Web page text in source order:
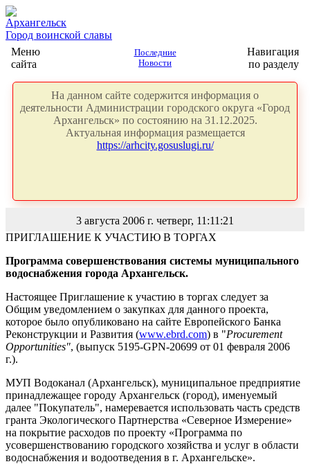
Архангельск
Город воинской славы
Меню
сайта
Последние
Новости
Навигация
по разделу
На данном сайте содержится информация о
деятельности Администрации городского округа «Город
Архангельск» по состоянию на 31.12.2025.
Актуальная информация размещается
https://arhcity.gosuslugi.ru/
3 августа 2006 г. четверг, 11:11:21
ПРИГЛАШЕНИЕ К УЧАСТИЮ В ТОРГАХ
Программа совершенствования системы муниципального
водоснабжения города Архангельск.
Настоящее Приглашение к участию в торгах следует за
Общим уведомлением о закупках для данного проекта,
которое было опубликовано на сайте Европейского Банка
Реконструкции и Развития (www.ebrd.com) в "Procurement
Opportunities", (выпуск 5195-GPN-20699 от 01 февраля 2006
г.).
МУП Водоканал (Архангельск), муниципальное предприятие
принадлежащее городу Архангельск (город), именуемый
далее "Покупатель", намеревается использовать часть средств
гранта Экологического Партнерства «Северное Измерение»
на покрытие расходов по проекту «Программа по
усовершенствованию городского хозяйства и услуг в области
водоснабжения и водоотведения в г. Архангельске».